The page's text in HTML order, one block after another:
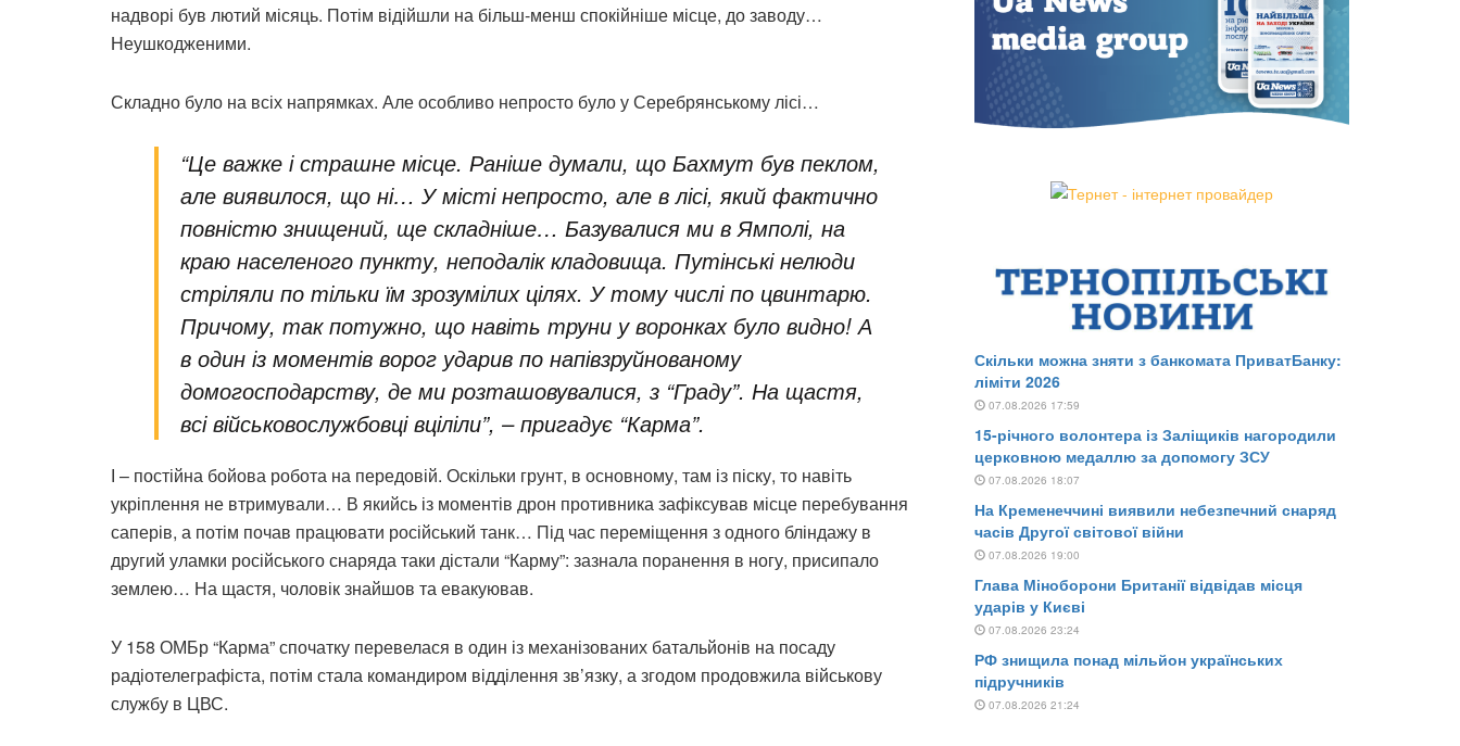
надворі був лютий місяць. Потім відійшли на більш-менш спокійніше місце, до заводу…
Неушкодженими.
Складно було на всіх напрямках. Але особливо непросто було у Серебрянському лісі…
“Це важке і страшне місце. Раніше думали, що Бахмут був пеклом,
але виявилося, що ні… У місті непросто, але в лісі, який фактично
повністю знищений, ще складніше… Базувалися ми в Ямполі, на
краю населеного пункту, неподалік кладовища. Путінські нелюди
стріляли по тільки їм зрозумілих цілях. У тому числі по цвинтарю.
Причому, так потужно, що навіть труни у воронках було видно! А
в один із моментів ворог ударив по напівзруйнованому
домогосподарству, де ми розташовувалися, з “Граду”. На щастя,
всі військовослужбовці вціліли”, – пригадує “Карма”.
І – постійна бойова робота на передовій. Оскільки грунт, в основному, там із піску, то навіть
укріплення не втримували… В якийсь із моментів дрон противника зафіксував місце перебування
саперів, а потім почав працювати російський танк… Під час переміщення з одного бліндажу в
другий уламки російського снаряда таки дістали “Карму”: зазнала поранення в ногу, присипало
землею… На щастя, чоловік знайшов та евакуював.
У 158 ОМБр “Карма” спочатку перевелася в один із механізованих батальйонів на посаду
радіотелеграфіста, потім стала командиром відділення зв’язку, а згодом продовжила військову
службу в ЦВС.